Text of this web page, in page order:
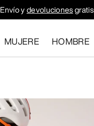
Envío ydevolucionesgratis
MUJERE HOMBRE